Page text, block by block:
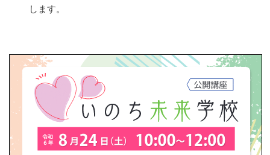
します。